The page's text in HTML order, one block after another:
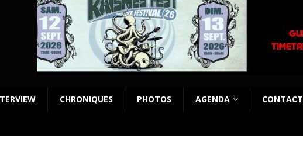
CHRONIQUES PHOTOS AGENDA CONTACT